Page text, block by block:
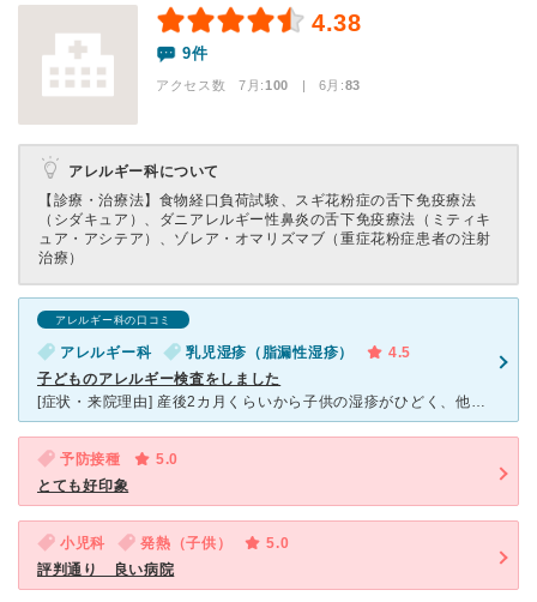
4.38
9件
アクセス数 7月:100 | 6月:83
アレルギー科について
【診療・治療法】 食物経口負荷試験、スギ花粉症の舌下免疫療法
（シダキュア）、ダニアレルギー性鼻炎の舌下免疫療法（ミティキ
ュア・アシテア）、ゾレア・オマリズマブ（重症花粉症患者の注射
治療）
アレルギー科の口コミ
アレルギー科 乳児湿疹（脂漏性湿疹）
4.5
子どものアレルギー検査をしました
[症状・来院理由] 産後2カ月くらいから子供の湿疹がひどく、他の小児科や皮膚科に通院するもなかなか治らず、アレルギーが心配になったためアレルギー検査をお願いしました。 [医師の診断・治療法] 子
予防接種
5.0
とても好印象
小児科 発熱（子供）
5.0
評判通り 良い病院